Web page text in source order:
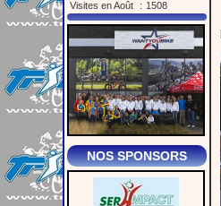
Visites en Août : 1508
NOS SPONSORS